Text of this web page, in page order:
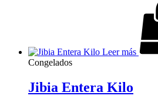
Leer más
Congelados
Jibia Entera Kilo